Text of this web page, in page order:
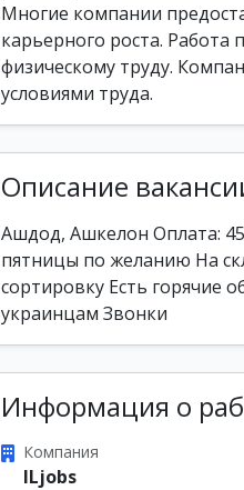
Многие компании
карьерного роста. Работа
физическому труду.
условиями труда.
Описание
Ашдод, Ашкелон Оплата: 45
пятницы по желанию На
сортировку Есть горячие
украинцам Звонки
Информация о
Компания
ILjobs